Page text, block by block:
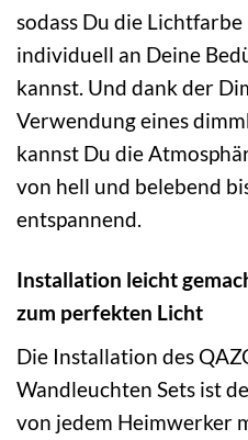
sodass Du die
individuell an Deine
kannst. Und dank der
Verwendung eines
kannst Du die
von hell und belebend
entspannend.
Installation leicht
zum perfekten Licht
Die Installation des
Wandleuchten Sets ist
von jedem Heimwerker